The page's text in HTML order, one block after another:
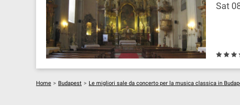
Sat
Home > Budapest > Le migliori sale da concerto per la musica classica in